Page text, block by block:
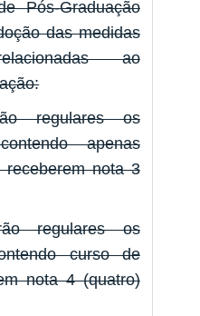
Pós-Graduação
das medidas
ao
regulares os
apenas
nota 3
regulares os
curso de
nota 4 (quatro)